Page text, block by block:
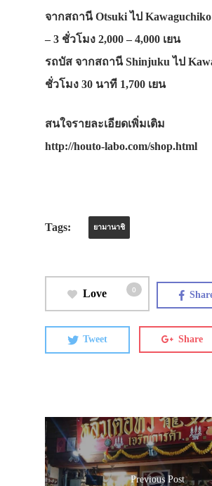
จากสถานี Otsuki ไป
– 3 ชั่วโมง 2,000 – 4,000 เยน
รถบัส จากสถานี Shinjuku ไป
ชั่วโมง 30 นาที 1,700 เยน
สนใจรายละเอียดเพิ่มเติม
http://houto-labo.com/shop.html
Tags: ยามานาชิ
Love 0
Tweet Share
Previous Post